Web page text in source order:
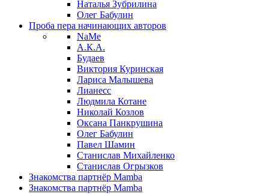
Наталья Зубрилина
Олег Бабулин
Проба пера начинающих авторов
NaMe
А.К.А.
Будаев
Виктория Куринская
Лариса Малышева
Лианесс
Людмила Котане
Николай Козлов
Оксана Панкрушина
Олег Бабулин
Павел Шамин
Станислав Михайленко
Станислав Огрызков
Знакомства партнёр Mamba
Знакомства партнёр Mamba